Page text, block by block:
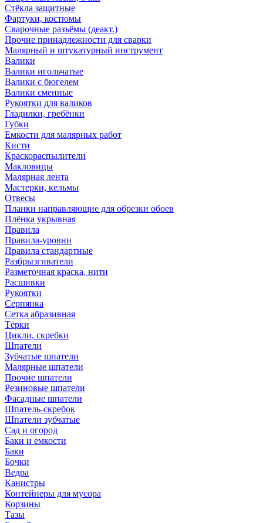
Стёкла защитные
Фартуки, костюмы
Сварочные разъёмы (деакт.)
Прочие принадлежности для сварки
Малярный и штукатурный инструмент
Валики
Валики игольчатые
Валики с бюгелем
Валики сменные
Рукоятки для валиков
Гладилки, гребёнки
Губки
Емкости для малярных работ
Кисти
Краскораспылители
Макловицы
Малярная лента
Мастерки, кельмы
Отвесы
Планки направляющие для обрезки обоев
Плёнка укрывная
Правила
Правила-уровни
Правила стандартные
Разбрызгиватели
Разметочная краска, нити
Расшивки
Рукоятки
Серпянка
Сетка абразивная
Тёрки
Цикли, скребки
Шпатели
Зубчатые шпатели
Малярные шпатели
Прочие шпатели
Резиновые шпатели
Фасадные шпатели
Шпатель-скребок
Шпатели зубчатые
Сад и огород
Баки и емкости
Баки
Бочки
Ведра
Канистры
Контейнеры для мусора
Корзины
Тазы